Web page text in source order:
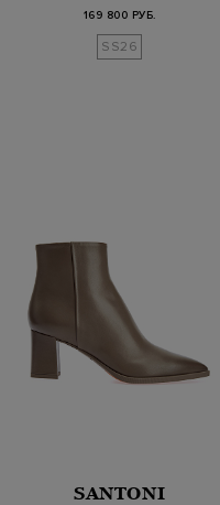
169 800 РУБ.
SS26
SANTONI